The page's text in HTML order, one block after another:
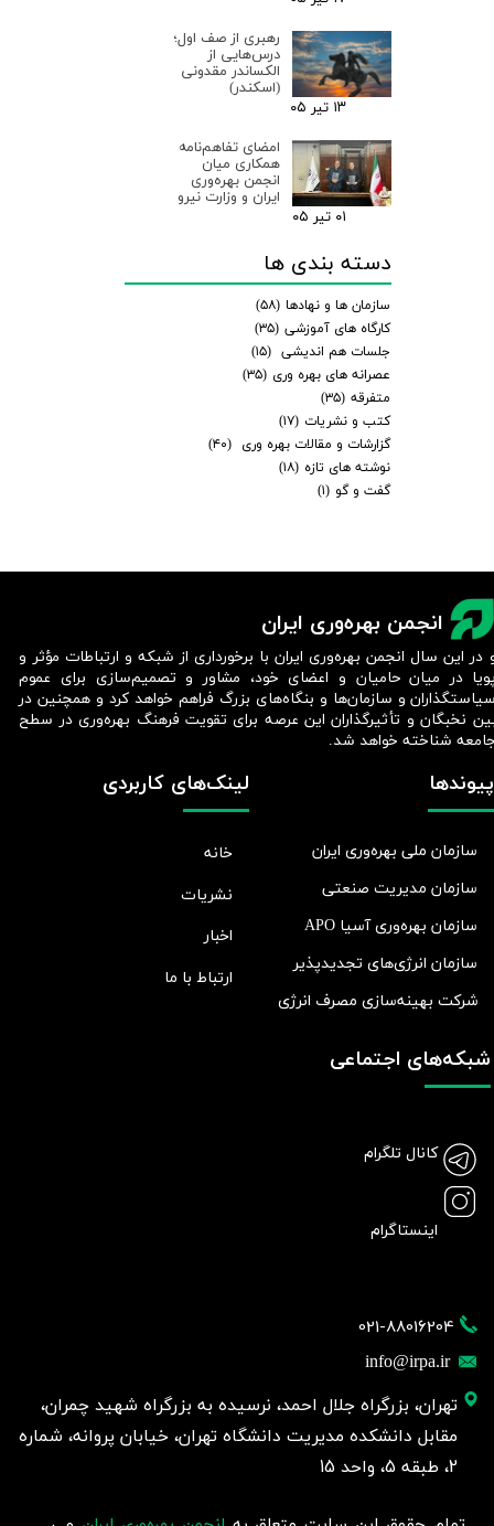
رهبری از صف اول؛
درس‌هایی از
الکساندر مقدونی
(اسکندر)
۱۳ تیر ۰۵
امضای تفاهم‌نامه
همکاری میان
انجمن بهره‌وری
ایران و وزارت نیرو
۰۱ تیر ۰۵
دسته بندی ها
سازمان ها و نهادها (۵۸)
کارگاه های آموزشی (۳۵)
جلسات هم اندیشی (۱۵)
عصرانه های بهره وری (۳۵)
متفرقه (۳۵)
کتب و نشریات (۱۷)
گزارشات و مقالات بهره وری
(۴۰)
نوشته های تازه (۱۸)
گفت و گو (۱)
انجمن بهره‌وری ایران
021-88016204
info@irpa.ir
تهران، بزرگراه جلال احمد، نرسیده به بزرگراه شهید چمران،
مقابل دانشکده مدیریت دانشگاه تهران، خیابان پروانه، شماره
2، طبقه 5، واحد 15
لینک‌های کاربردی
خانه
نشریات
اخبار
ارتباط با ما
پیوندها
سازمان ملی بهره‌وری ایران
سازمان مدیریت صنعتی
سازمان بهره‌وری آسیا APO
سازمان انرژی‌های تجدیدپذیر
شرکت بهينه‌سازی مصرف انرژی
شبکه‌های اجتماعی
کانال تلگرام
اینستاگرام
در این سال انجمن بهره‌وری ایران با برخورداری از شبکه و ارتباطات مؤثر و
در میان حامیان و اعضای خود، مشاور و تصمیم‌سازی برای عموم
و سازمان‌ها و بنگاه‌های بزرگ فراهم خواهد کرد و همچنین در
نخبگان و تأثیرگذاران این عرصه برای تقویت فرهنگ بهره‌وری در سطح
شناخته خواهد شد.​​​​​​​